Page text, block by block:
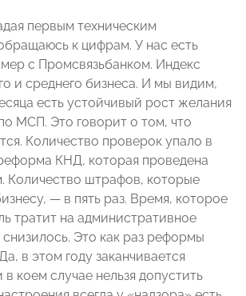
первым техническим
к цифрам. У нас есть
с Промсвязьбанком. Индекс
и среднего бизнеса. И мы видим,
есть устойчивый рост желания
МСП. Это говорит о том, что
Количество проверок упало в
КНД, которая проведена
Количество штрафов, которые
— в пять раз. Время, которое
тратит на административное
снизилось. Это как раз реформы
в этом году заканчивается
коем случае нельзя допустить